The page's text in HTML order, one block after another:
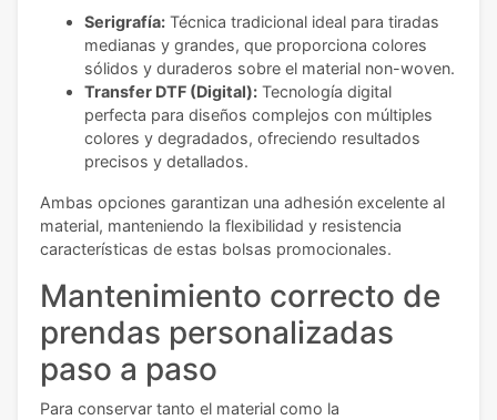
Serigrafía: Técnica tradicional ideal para tiradas
medianas y grandes, que proporciona colores
sólidos y duraderos sobre el material non-woven.
Transfer DTF (Digital): Tecnología digital
perfecta para diseños complejos con múltiples
colores y degradados, ofreciendo resultados
precisos y detallados.
Ambas opciones garantizan una adhesión excelente al
material, manteniendo la flexibilidad y resistencia
características de estas bolsas promocionales.
Mantenimiento correcto de
prendas personalizadas
paso a paso
Para conservar tanto el material como la